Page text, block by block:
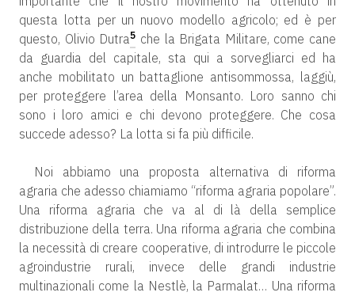
questa lotta per un nuovo modello agricolo; ed è per
questo, Olivio Dutra5 che la Brigata Militare, come cane
da guardia del capitale, sta qui a sorvegliarci ed ha
anche mobilitato un battaglione antisommossa, laggiù,
per proteggere l’area della Monsanto. Loro sanno chi
sono i loro amici e chi devono proteggere. Che cosa
succede adesso? La lotta si fa più difficile.
Noi abbiamo una proposta alternativa di riforma
agraria che adesso chiamiamo “riforma agraria popolare”.
Una riforma agraria che va al di là della semplice
distribuzione della terra. Una riforma agraria che combina
la necessità di creare cooperative, di introdurre le piccole
agroindustrie rurali, invece delle grandi industrie
multinazionali come la Nestlè, la Parmalat… Una riforma